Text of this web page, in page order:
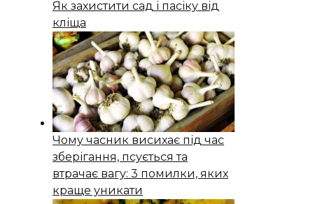
Як захистити сад і пасіку від
кліща
Чому часник висихає під час
зберігання, псується та
втрачає вагу: 3 помилки, яких
краще уникати